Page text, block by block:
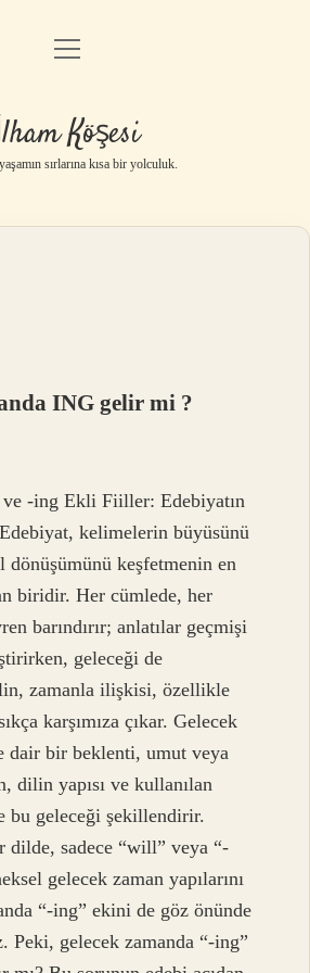
Anasayfa
Yasal Uyarı
menüyü
Köşesi
sırlarına kısa bir yolculuk.
ING gelir mi ?
ve -ing Ekli Fiiller: Edebiyatın
kelimelerin büyüsünü
dönüşümünü keşfetmenin en
biridir. Her cümlede, her
barındırır; anlatılar geçmişi
geleceği de
zamanla ilişkisi, özellikle
karşımıza çıkar. Gelecek
dair bir beklenti, umut veya
dilin yapısı ve kullanılan
bu geleceği şekillendirir.
dilde, sadece “will” veya “-
gelecek zaman yapılarını
“-ing” ekini de göz önünde
Peki, gelecek zamanda “-ing”